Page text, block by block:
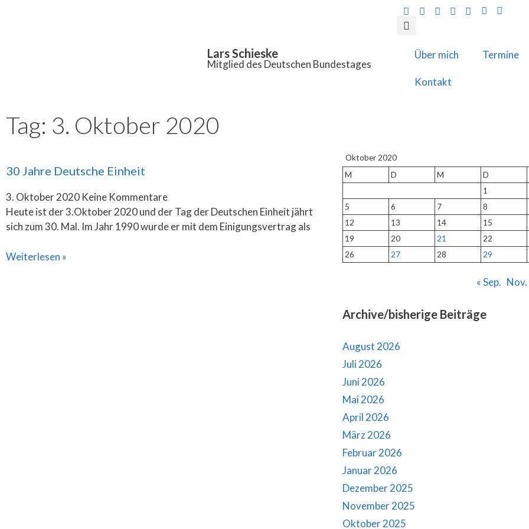
Lars Schieske
Mitglied des Deutschen Bundestages
Über mich Termine
Kontakt
Tag: 3. Oktober 2020
30 Jahre Deutsche Einheit
3. Oktober 2020 Keine Kommentare
Heute ist der 3.Oktober 2020 und der Tag der Deutschen Einheit jährt
sich zum 30. Mal. Im Jahr 1990 wurde er mit dem Einigungsvertrag als
Weiterlesen »
Oktober 2020
M
D M
D
1
5
6 7
8
12
13 14
15
19
20 21
22
26
27 28 29
« Sep. Nov.
Archive/bisherige Beiträge
August 2026
Juli 2026
Juni 2026
Mai 2026
April 2026
März 2026
Februar 2026
Januar 2026
Dezember 2025
November 2025
Oktober 2025